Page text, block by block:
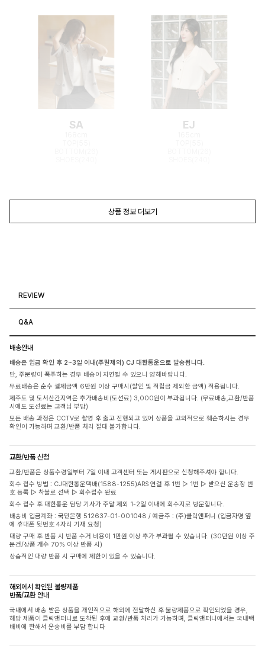
SA EJ
상품 정보 더보기
REVIEW
Q&A
배송안내
배송은 입금 확인 후 2~3일 이내(주말제외) CJ 대한통운으로 발송됩니다.
단, 주문량이 폭주하는 경우 배송이 지연될 수 있으니 양해바랍니다.
무료배송은 순수 결제금액 6만원 이상 구매시(할인 및 적립금 제외한 금액) 적용됩니다.
제주도 및 도서산간지역은 추가배송비(도선료) 3,000원이 부과됩니다. (무료배송,교환/반품
시에도 도선료는 고객님 부담)
모든 배송 과정은 CCTV로 촬영 후 출고 진행되고 있어 상품을 고의적으로 훼손하시는 경우
확인이 가능하며 교환/반품 처리 절대 불가합니다.
교환/반품 신청
교환/반품은 상품수령일부터 7일 이내 고객센터 또는 게시판으로 신청해주셔야 합니다.
회수 접수 방법 : CJ대한통운택배(1588-1255)ARS 연결 후 1번 ▷ 1번 ▷ 받으신 운송장 번
호 등록 ▷ 착불로 선택 ▷ 회수접수 완료
회수 접수 후 대한통운 담당 기사가 주말 제외 1-2일 이내에 회수지로 방문합니다.
배송비 입금계좌 : 국민은행 512637-01-001048 / 예금주 : (주)클릭앤퍼니 (입금자명 옆
에 휴대폰 뒷번호 4자리 기재 요청)
대량 구매 후 반품 시 반품 수거 비용이 1만원 이상 추가 부과될 수 있습니다. (30만원 이상 주
문건/상품 개수 70% 이상 반품 시)
상습적인 대량 반품 시 구매에 제한이 있을 수 있습니다.
해외에서 확인된 불량제품
반품/교환 안내
국내에서 배송 받은 상품을 개인적으로 해외에 전달하신 후 불량제품으로 확인되었을 경우,
해당 제품이 클릭앤퍼니로 도착된 후에 교환/반품 처리가 가능하며, 클릭앤퍼니에서는 국내택
배비에 한해서 운송비를 부담 합니다